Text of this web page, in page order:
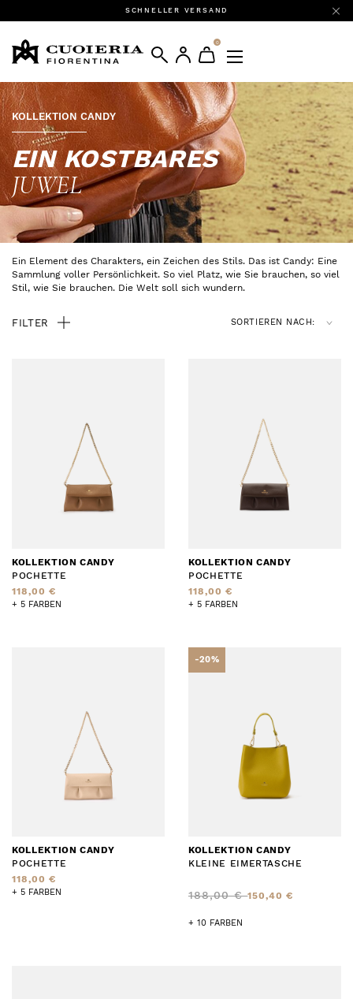
SCHNELLER VERSAND
0
KOLLEKTION CANDY
EIN KOSTBARES
JUWEL
Ein Element des Charakters, ein Zeichen des Stils. Das ist Candy: Eine
Sammlung voller Persönlichkeit. So viel Platz, wie Sie brauchen, so viel
Stil, wie Sie brauchen. Die Welt soll sich wundern.
FILTER SORTIEREN NACH:
KOLLEKTION CANDY
POCHETTE
118,00 €
+ 5 FARBEN
KOLLEKTION CANDY
POCHETTE
118,00 €
+ 5 FARBEN
KOLLEKTION CANDY
POCHETTE
118,00 €
+ 5 FARBEN
-20%
KOLLEKTION CANDY
KLEINE EIMERTASCHE
188,00 €150,40 €
+ 10 FARBEN